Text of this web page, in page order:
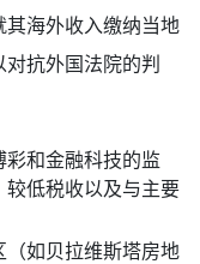
海外收入缴纳当地
抗外国法院的判
彩和金融科技的监
低税收以及与主要
如贝拉维斯塔房地